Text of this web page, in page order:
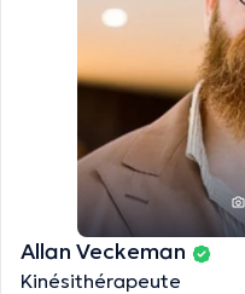
Allan Veckeman
Kinésithérapeute